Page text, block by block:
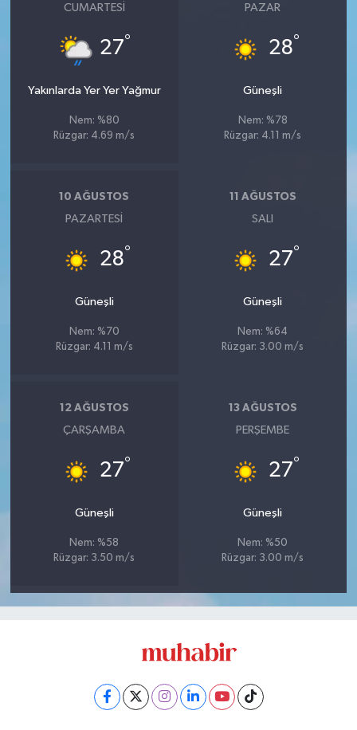
CUMARTESI
27°
Yakınlarda Yer Yer Yağmur
Nem: %80
Rüzgar: 4.69 m/s
PAZAR
28°
Güneşli
Nem: %78
Rüzgar: 4.11 m/s
10 AĞUSTOS
PAZARTESI
28°
Güneşli
Nem: %70
Rüzgar: 4.11 m/s
11 AĞUSTOS
SALI
27°
Güneşli
Nem: %64
Rüzgar: 3.00 m/s
12 AĞUSTOS
ÇARŞAMBA
27°
Güneşli
Nem: %58
Rüzgar: 3.50 m/s
13 AĞUSTOS
PERŞEMBE
27°
Güneşli
Nem: %50
Rüzgar: 3.00 m/s